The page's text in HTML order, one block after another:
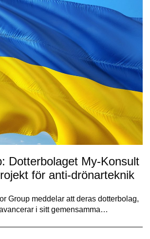
Dotterbolaget My-Konsult
för anti-drönarteknik
Group meddelar att deras dotterbolag,
i sitt gemensamma…